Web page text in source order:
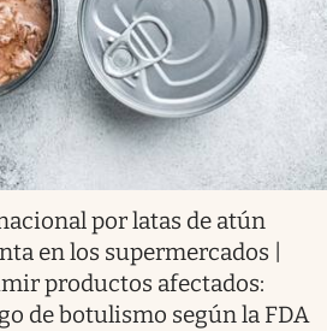
por latas de atún
en los supermercados |
productos afectados:
de botulismo según la FDA